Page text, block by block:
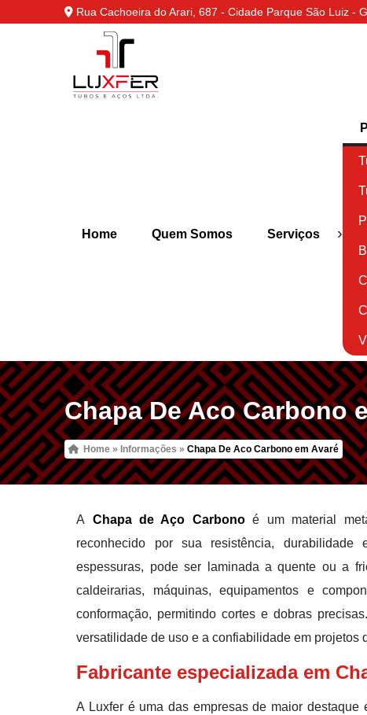
Rua Cachoeira do Arari, 687 - Cidade Parque São Luiz -
Home Quem Somos Serviços ›
Chapa De Aco Carbono
Home »Informações »Chapa De Aco Carbono em Avaré
A Chapa de Aço Carbonoé um material
reconhecido por sua resistência, durabilidade
espessuras, pode ser laminada a quente ou a
caldeirarias, máquinas, equipamentos e
conformação, permitindo cortes e dobras
versatilidade de uso e a confiabilidade em projetos
Fabricante especializada em
A Luxfer é uma das empresas de maior